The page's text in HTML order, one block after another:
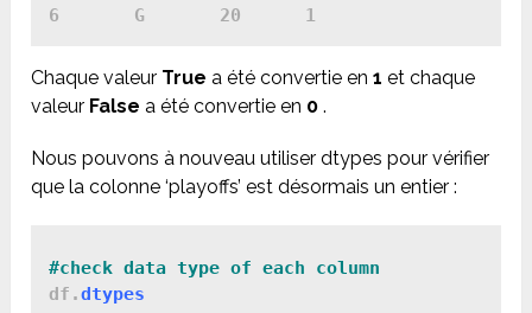
Chaque valeur True a été convertie en1 et chaque
valeur False a été convertie en 0 .
Nous pouvons à nouveau utiliser dtypes pour vérifier
que la colonne ‘playoffs’ est désormais un entier :
#check data type of each column
df.dtypes